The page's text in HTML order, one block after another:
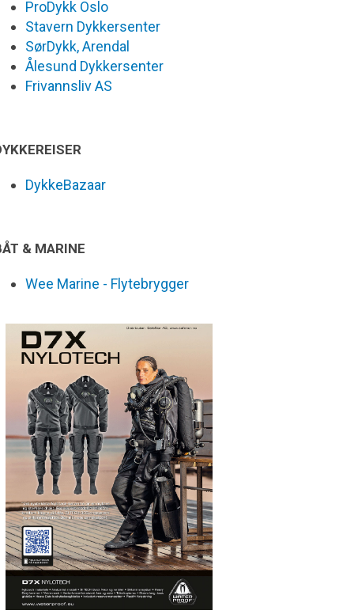
ProDykk Oslo
Stavern Dykkersenter
SørDykk, Arendal
Ålesund Dykkersenter
Frivannsliv AS
DykkeBazaar
& MARINE
Wee Marine - Flytebrygger